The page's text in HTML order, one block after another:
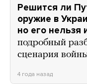
Решится ли
оружие в
но его нельзя
подробный
сценария
4 года назад